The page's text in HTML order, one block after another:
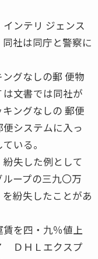
ンテリ ジェンス
社は同庁と警察に
グなしの郵 便物
文書では同社が
ングなしの 郵便
システムに入っ
いる。
失した例として
ープの三九〇万
紛失したことがあ
を四・九％値上
ＤＨＬエクスプ